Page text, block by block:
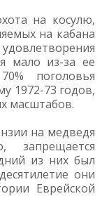
на косулю,
на кабана
мало из-за ее
поголовья
1972-73 годов,
масштабов.
на медведя
запрещается
из них был
они
Еврейской